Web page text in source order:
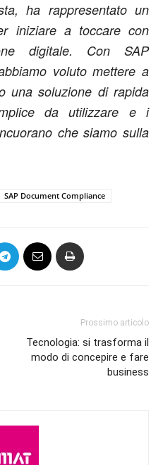
ha rappresentato un
iniziare a toccare con
digitale. Con SAP
voluto mettere a
una soluzione di rapida
da utilizzare e i
che siamo sulla
SAP Document Compliance
Prossimo articolo
Tecnologia: si trasforma il
modo di concepire e fare
business